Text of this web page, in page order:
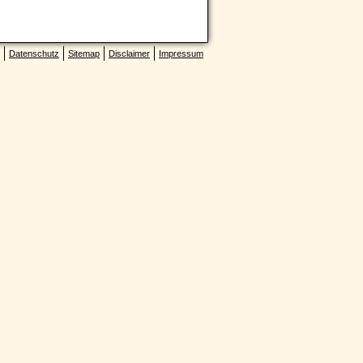
Impressum
Disclaimer
Sitemap
Datenschutz